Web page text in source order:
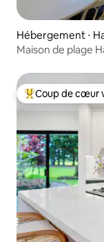
Hébergement ⋅
Maison de plage
Coups de cœur
Coup de cœur